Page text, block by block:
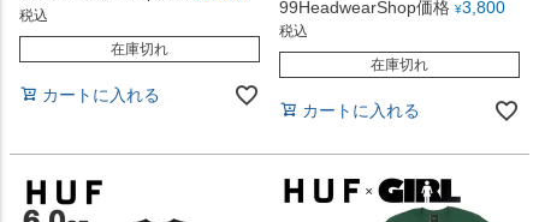
税込
在庫切れ
カートに入れる
99HeadwearShop価格 ¥3,800
税込
在庫切れ
カートに入れる